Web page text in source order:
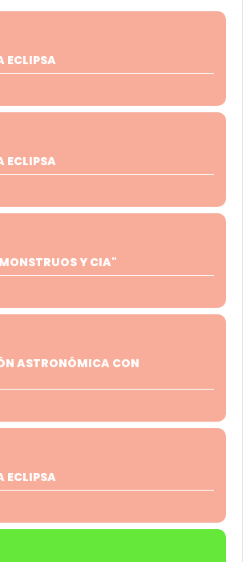
ECLIPSA
ECLIPSA
Y CIA"
ASTRONÓMICA CON
ECLIPSA